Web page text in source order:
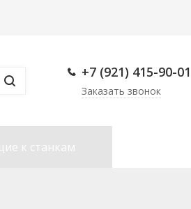
+7 (921) 415-90-01
Заказать звонок
к станкам